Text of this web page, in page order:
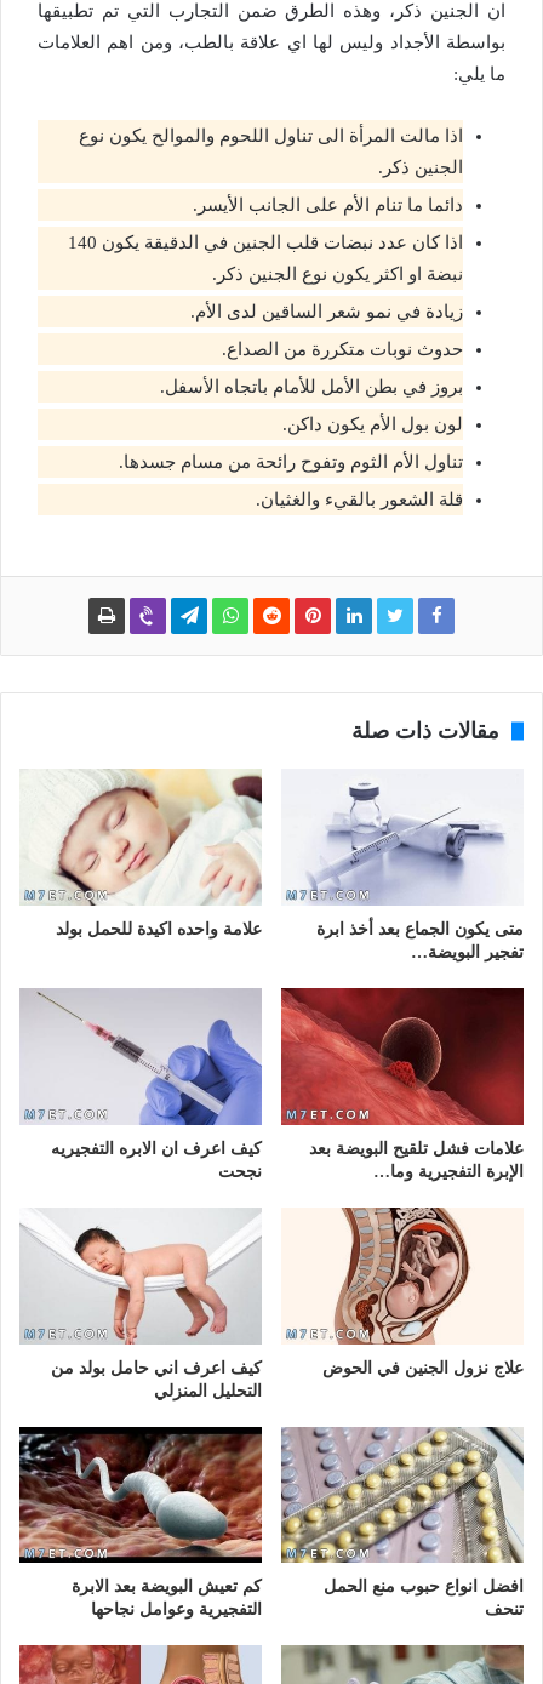
ان الجنين ذكر، وهذه الطرق ضمن التجارب التي تم تطبيقها
بواسطة الأجداد وليس لها اي علاقة بالطب، ومن اهم العلامات
ما يلي:
اذا مالت المرأة الى تناول اللحوم والموالح يكون نوع
الجنين ذكر.
دائما ما تنام الأم على الجانب الأيسر.
اذا كان عدد نبضات قلب الجنين في الدقيقة يكون 140
نبضة او اكثر يكون نوع الجنين ذكر.
زيادة في نمو شعر الساقين لدى الأم.
حدوث نوبات متكررة من الصداع.
بروز في بطن الأمل للأمام باتجاه الأسفل.
لون بول الأم يكون داكن.
تناول الأم الثوم وتفوح رائحة من مسام جسدها.
قلة الشعور بالقيء والغثيان.
مقالات ذات صلة
متى يكون الجماع بعد أخذ ابرة
تفجير البويضة…
علامة واحده اكيدة للحمل بولد
علامات فشل تلقيح البويضة بعد
الإبرة التفجيرية وما…
كيف اعرف ان الابره التفجيريه
نجحت
علاج نزول الجنين في الحوض
كيف اعرف اني حامل بولد من
التحليل المنزلي
افضل انواع حبوب منع الحمل
تنحف
كم تعيش البويضة بعد الابرة
التفجيرية وعوامل نجاحها